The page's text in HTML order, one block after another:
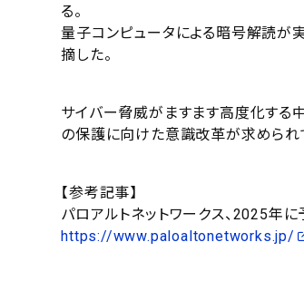
る。
量子コンピュータによる暗号解読が
摘した。
サイバー脅威がますます高度化する
の保護に向けた意識改革が求められ
【参考記事】
パロアルトネットワークス、2025年
https://www.paloaltonetworks.jp/